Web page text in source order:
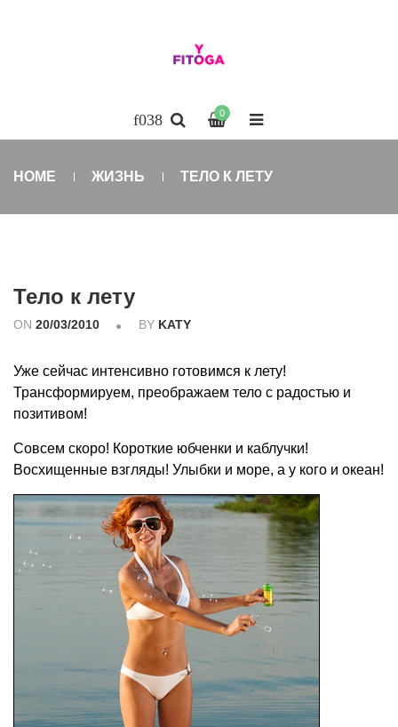
0
HOME ЖИЗНЬ ТЕЛО К ЛЕТУ
Тело к лету
ON 20/03/2010 BY KATY
Уже сейчас интенсивно готовимся к лету!
Трансформируем, преображаем тело с радостью и
позитивом!
Совсем скоро! Короткие юбченки и каблучки!
Восхищенные взгляды! Улыбки и море, а у кого и океан!